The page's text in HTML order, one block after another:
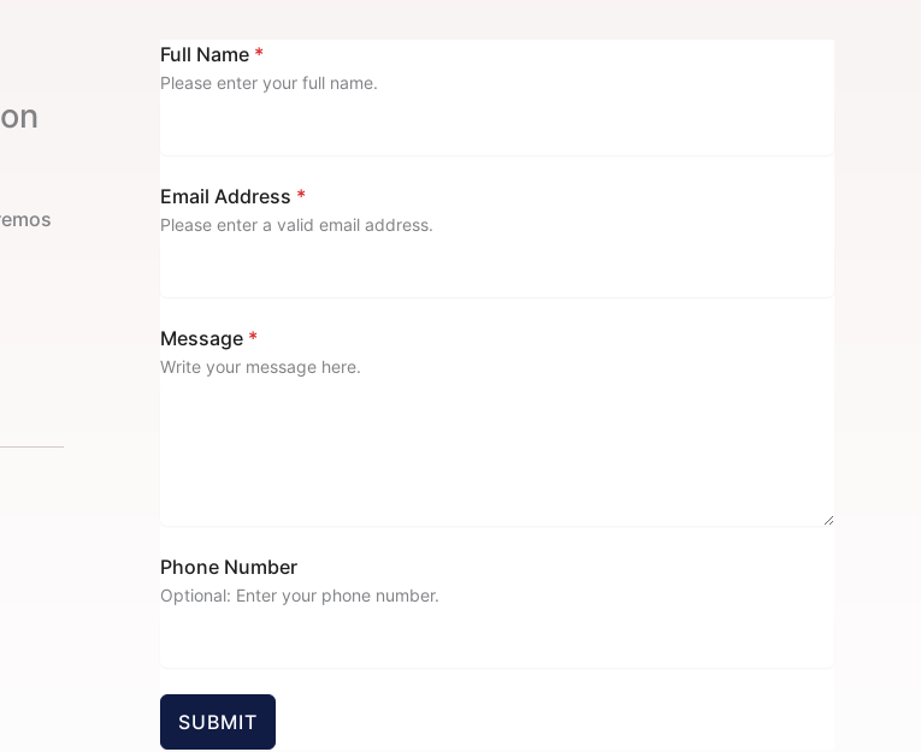
Full Name *
Please enter your full name.
Email Address *
Please enter a valid email address.
Message *
Write your message here.
Phone Number
Optional: Enter your phone number.
SUBMIT